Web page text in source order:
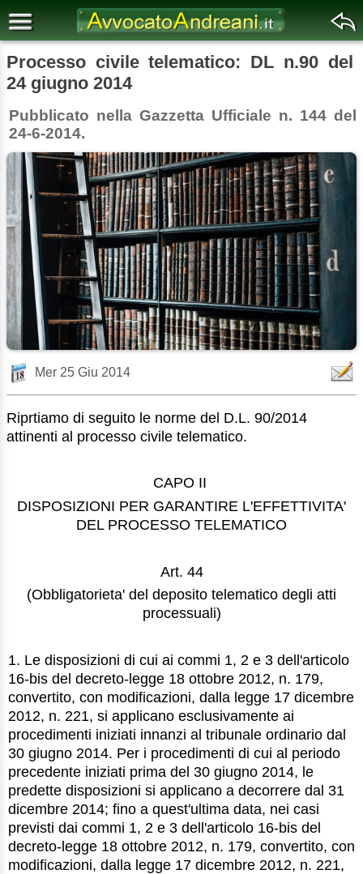
Processo civile telematico: DL n.90 del
24 giugno 2014
Pubblicato nella Gazzetta Ufficiale n. 144 del
24-6-2014.
Mer 25 Giu 2014
Riprtiamo di seguito le norme del D.L. 90/2014
attinenti al processo civile telematico.
CAPO II
DISPOSIZIONI PER GARANTIRE L'EFFETTIVITA'
DEL PROCESSO TELEMATICO
Art. 44
(Obbligatorieta' del deposito telematico degli atti
processuali)
1. Le disposizioni di cui ai commi 1, 2 e 3 dell'articolo
16-bis del decreto-legge 18 ottobre 2012, n. 179,
convertito, con modificazioni, dalla legge 17 dicembre
2012, n. 221, si applicano esclusivamente ai
procedimenti iniziati innanzi al tribunale ordinario dal
30 giugno 2014. Per i procedimenti di cui al periodo
precedente iniziati prima del 30 giugno 2014, le
predette disposizioni si applicano a decorrere dal 31
dicembre 2014; fino a quest'ultima data, nei casi
previsti dai commi 1, 2 e 3 dell'articolo 16-bis del
decreto-legge 18 ottobre 2012, n. 179, convertito, con
modificazioni, dalla legge 17 dicembre 2012, n. 221,